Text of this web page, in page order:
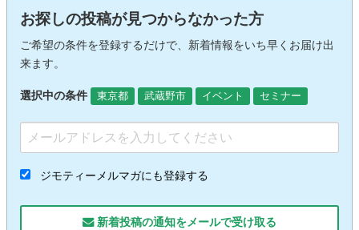
お探しの投稿が見つからなかった方
ご希望の条件を登録するだけで、新着情報をいち早くお届け出
来ます。
選択中の条件 東京都 武蔵野市 イベント セミナー
ジモティーメルマガにも登録する
新着投稿の通知をメールで受け取る